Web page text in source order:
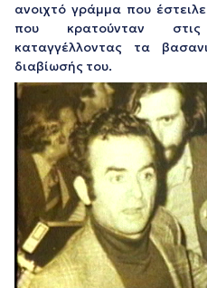
ανοιχτό γράμμα που
που κρατούνταν στις
καταγγέλλοντας τα
διαβίωσής του.